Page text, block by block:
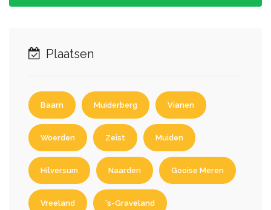
Plaatsen
Baarn Muiderberg Vianen
Woerden Zeist Muiden
Hilversum Naarden Gooise Meren
Vreeland 's-Graveland